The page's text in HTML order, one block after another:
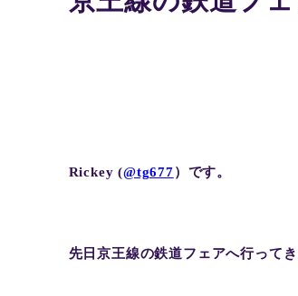
Rickey (@tg677）です。
先日京王線の鉄道フェアへ行ってき